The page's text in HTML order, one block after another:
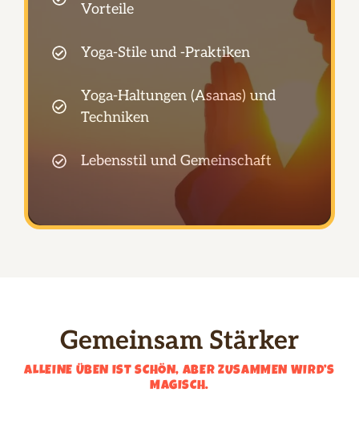
Vorteile
Yoga-Stile und -Praktiken
Yoga-Haltungen (Asanas) und
Techniken
Lebensstil und Gemeinschaft
Gemeinsam Stärker
ALLEINE ÜBEN IST SCHÖN, ABER ZUSAMMEN WIRD’S
MAGISCH.